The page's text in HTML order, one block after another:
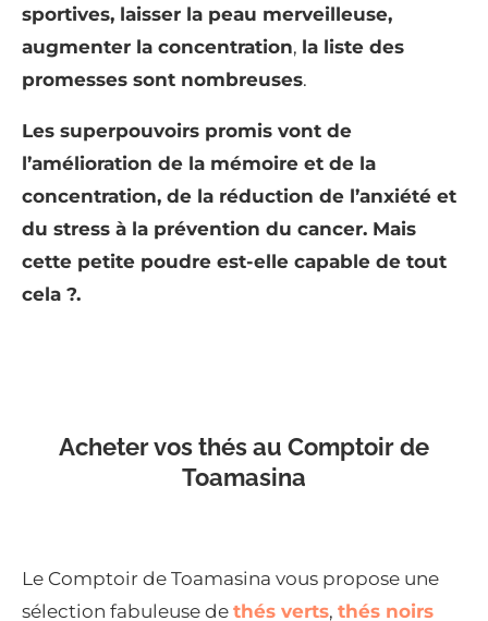
sportives, laisser la peau merveilleuse,
augmenter la concentration, la liste des
promesses sont nombreuses.
Les superpouvoirs promis vont de
l’amélioration de la mémoire et de la
concentration, de la réduction de l’anxiété et
du stress à la prévention du cancer. Mais
cette petite poudre est-elle capable de tout
cela ?.
Acheter vos thés au Comptoir de
Toamasina
Le Comptoir de Toamasina vous propose une
sélection fabuleuse de thés verts, thés noirs